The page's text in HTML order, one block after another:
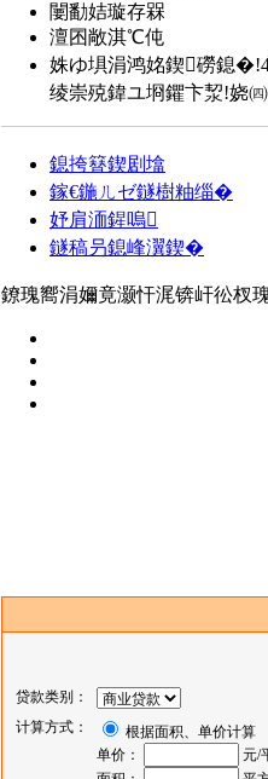
闄勫姞璇存槑
澶囨敞淇℃伅
姝ゆ埧涓鸿姳鍥磱鎴
绫崇殑鍏ユ埛鑺卞洯!娆
鎴挎簮鍥剧墖
鎵€鍦ㄦゼ鐩樹粙缁�
妤肩洏鍟嗚
鐩稿叧鎴峰瀷鍥�
鐐瑰嚮涓嬭竟灏忓浘锛屽彸杈